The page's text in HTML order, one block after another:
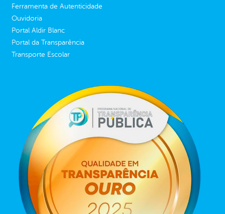
Ferramenta de Autenticidade
Ouvidoria
Portal Aldir Blanc
Portal da Transparência
Transporte Escolar